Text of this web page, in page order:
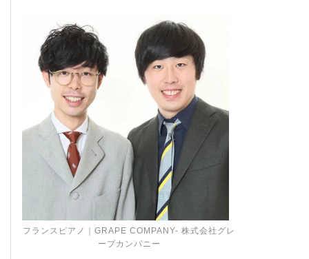
フランスピアノ｜GRAPE COMPANY- 株式会社グレ
ープカンパニー